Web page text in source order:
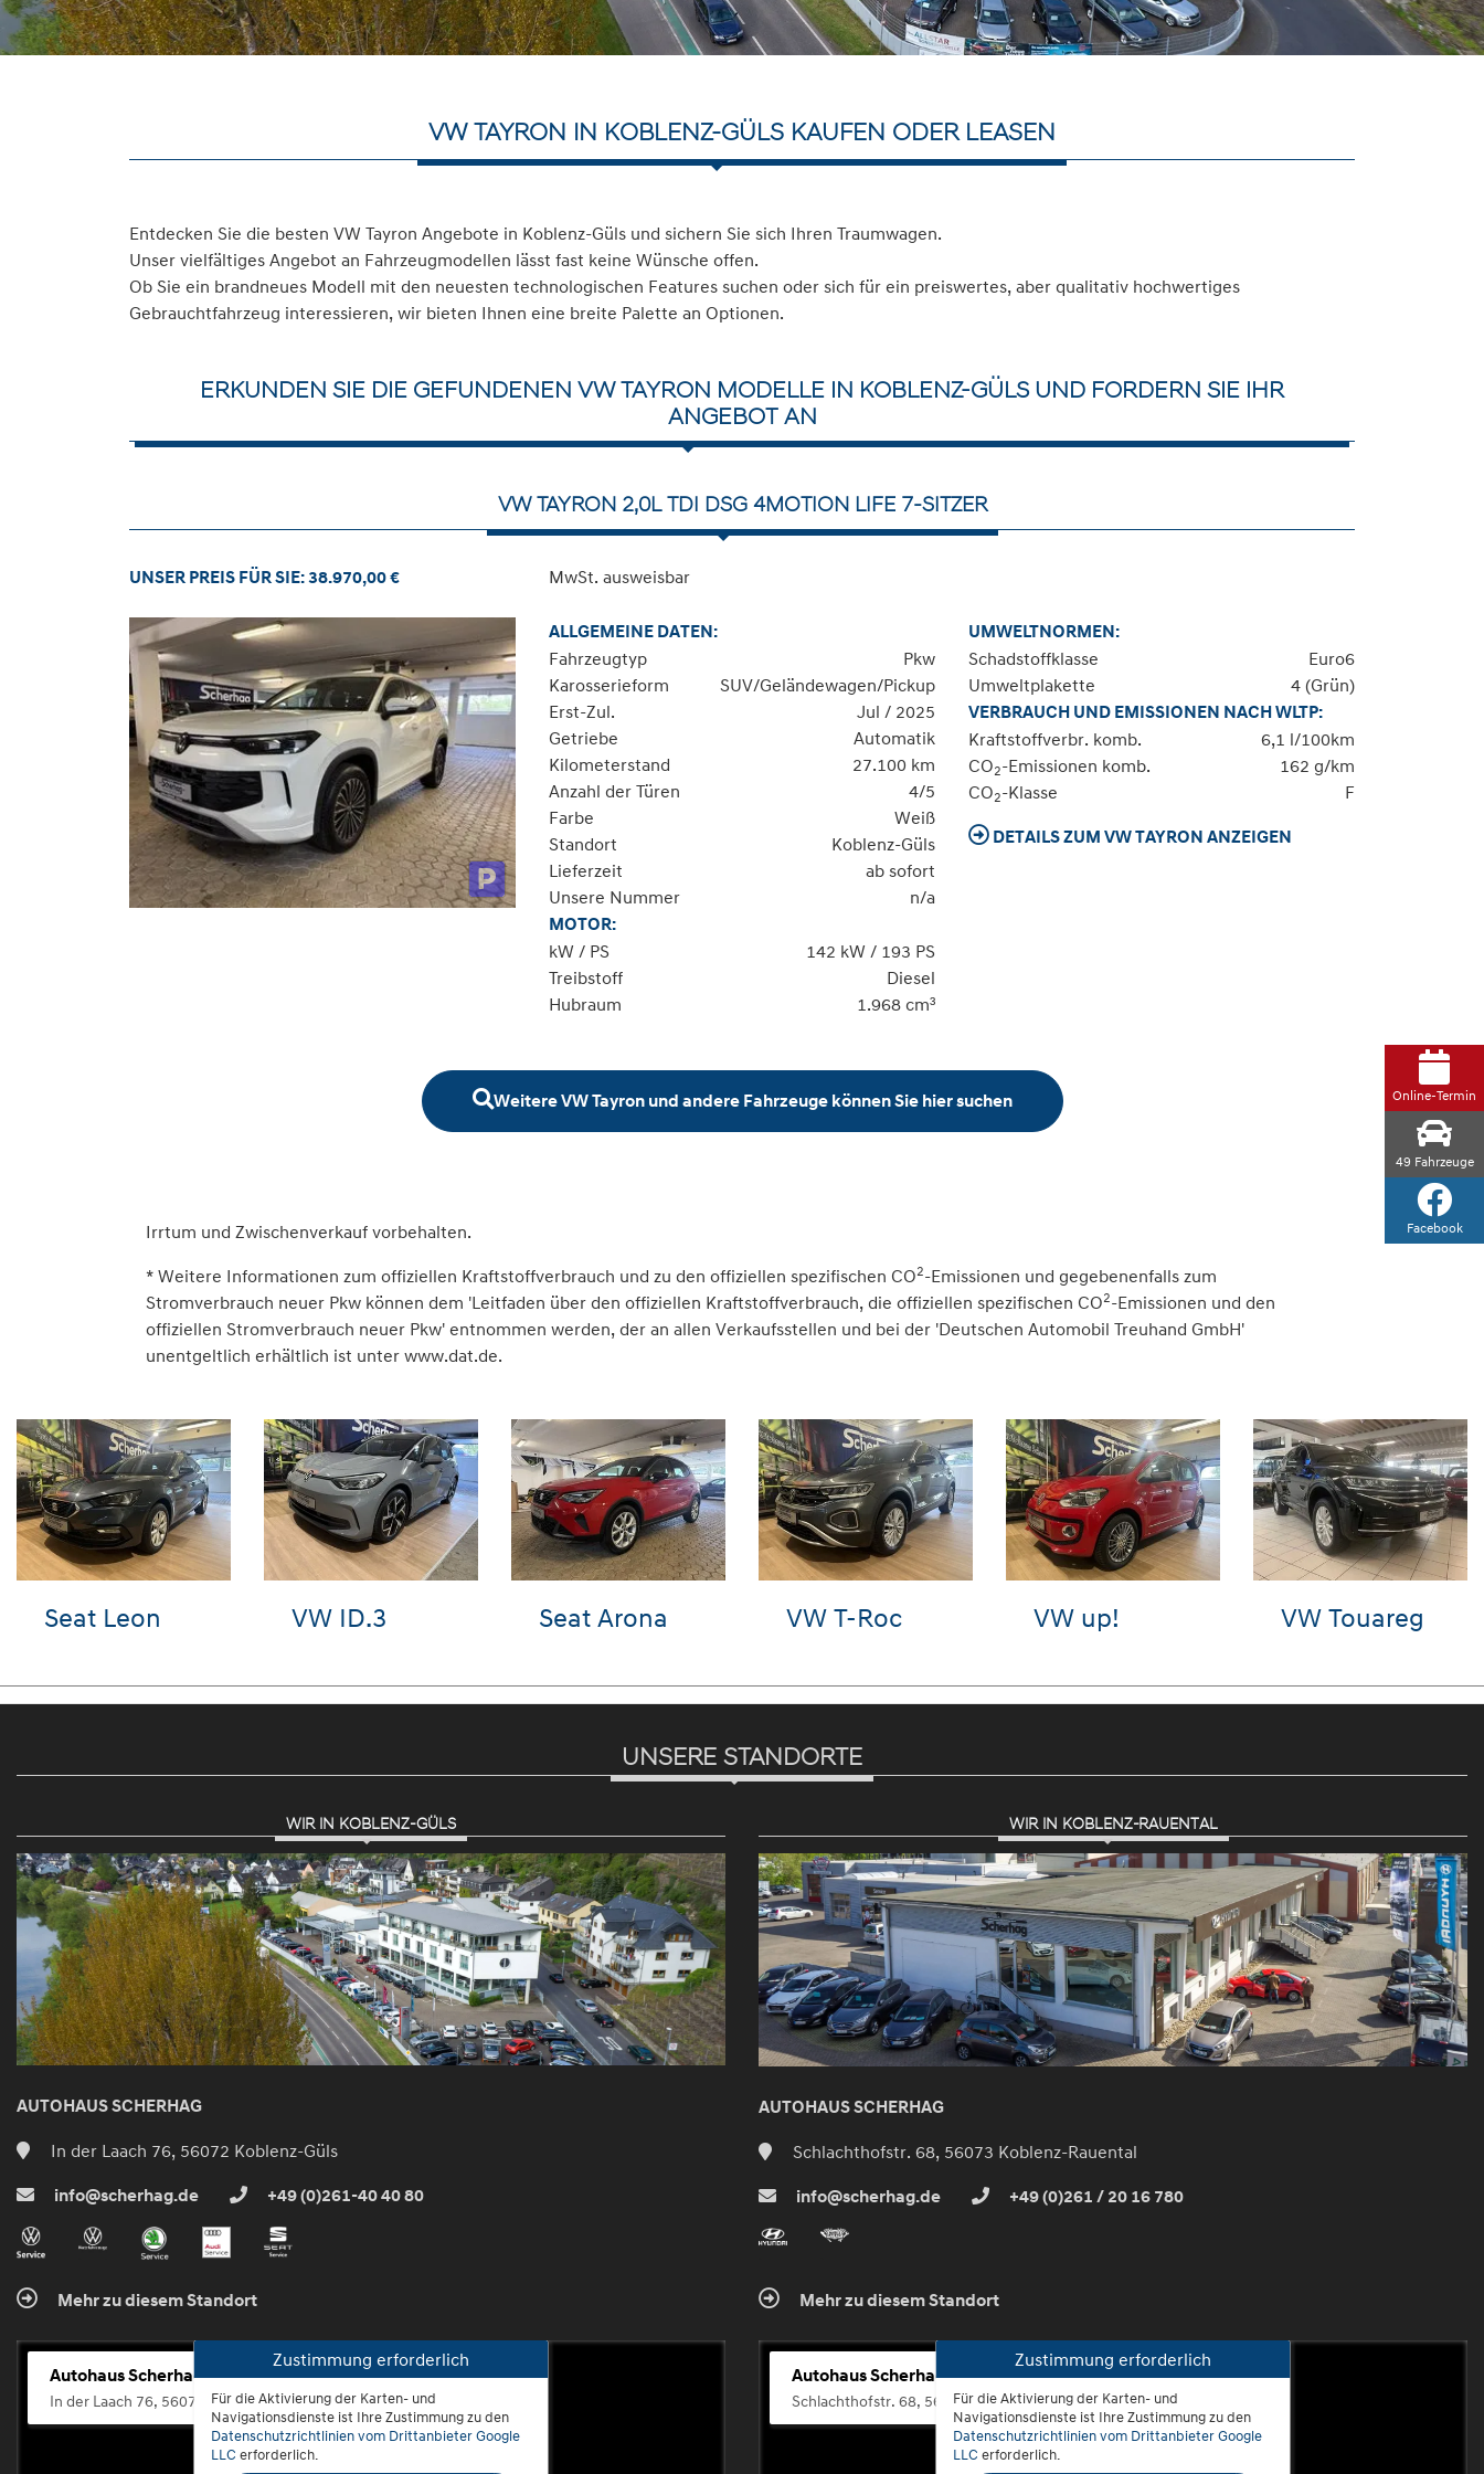
VW TAYRON IN KOBLENZ-GÜLS KAUFEN ODER LEASEN
Entdecken Sie die besten VW Tayron Angebote in Koblenz-Güls und sichern Sie sich Ihren Traumwagen.
Unser vielfältiges Angebot an Fahrzeugmodellen lässt fast keine Wünsche offen.
Ob Sie ein brandneues Modell mit den neuesten technologischen Features suchen oder sich für ein preiswertes, aber qualitativ hochwertiges
Gebrauchtfahrzeug interessieren, wir bieten Ihnen eine breite Palette an Optionen.
ERKUNDEN SIE DIE GEFUNDENEN VW TAYRON MODELLE IN KOBLENZ-GÜLS UND FORDERN SIE IHR
ANGEBOT AN
VW TAYRON 2,0L TDI DSG 4MOTION LIFE 7-SITZER
UNSER PREIS FÜR SIE: 38.970,00 € MwSt. ausweisbar
ALLGEMEINE DATEN:
Fahrzeugtyp
Pkw
Karosserieform
SUV/Geländewagen/Pickup
Erst-Zul.
Jul / 2025
Getriebe
Automatik
Kilometerstand
27.100 km
Anzahl der Türen
4/5
Farbe
Weiß
Standort
Koblenz-Güls
Lieferzeit
ab sofort
Unsere Nummer
n/a
MOTOR:
kW / PS
142 kW / 193 PS
Treibstoff
Diesel
Hubraum
1.968 cm³
UMWELTNORMEN:
Schadstoffklasse
Euro6
Umweltplakette
4 (Grün)
VERBRAUCH UND EMISSIONEN NACH WLTP:
Kraftstoffverbr. komb.
6,1 l/100km
CO2-Emissionen komb.
162 g/km
CO2-Klasse F
DETAILS ZUM VW TAYRON ANZEIGEN
Weitere VW Tayron und andere Fahrzeuge können Sie hier suchen
Irrtum und Zwischenverkauf vorbehalten.
* Weitere Informationen zum offiziellen Kraftstoffverbrauch und zu den offiziellen spezifischen CO2-Emissionen und gegebenenfalls zum
Stromverbrauch neuer Pkw können dem 'Leitfaden über den offiziellen Kraftstoffverbrauch, die offiziellen spezifischen CO2-Emissionen und den
offiziellen Stromverbrauch neuer Pkw' entnommen werden, der an allen Verkaufsstellen und bei der 'Deutschen Automobil Treuhand GmbH'
unentgeltlich erhältlich ist unter www.dat.de.
Hyundai i20
VW Passat
VW T-Roc Audi e-tron VW Golf VW Golf
UNSERE STANDORTE
WIR IN KOBLENZ-GÜLS
AUTOHAUS SCHERHAG
In der Laach 76, 56072 Koblenz-Güls
info@scherhag.de +49 (0)261-40 40 80
Mehr zu diesem Standort
Autohaus Scherhag
In der Laach 76, 56072 Koblenz-Güls
Zustimmung erforderlich
Für die Aktivierung der Karten- und
Navigationsdienste ist Ihre Zustimmung zu den
Datenschutzrichtlinien vom Drittanbieter Google
LLC erforderlich.
WIR IN KOBLENZ-RAUENTAL
AUTOHAUS SCHERHAG
Schlachthofstr. 68, 56073 Koblenz-Rauental
info@scherhag.de +49 (0)261 / 20 16 780
Mehr zu diesem Standort
Autohaus Scherhag
Schlachthofstr. 68, 56073 Koblenz-Rauental
Zustimmung erforderlich
Für die Aktivierung der Karten- und
Navigationsdienste ist Ihre Zustimmung zu den
Datenschutzrichtlinien vom Drittanbieter Google
LLC erforderlich.
Online-Termin
49 Fahrzeuge
Facebook